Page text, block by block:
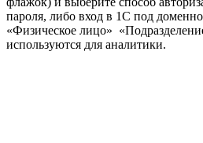
пароля, либо вход в 1С под
«Физическое лицо»
используются для аналитики.